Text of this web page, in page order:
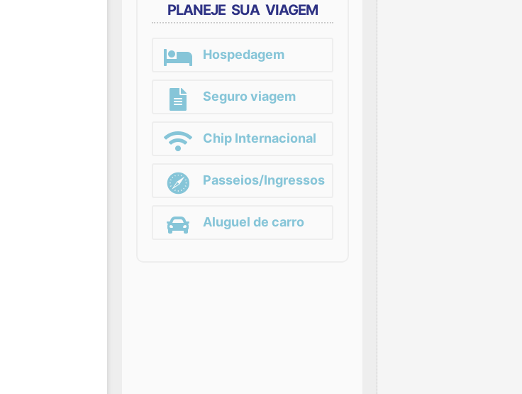
PLANEJE SUA VIAGEM
Hospedagem
Seguro viagem
Chip Internacional
Passeios/Ingressos
Aluguel de carro